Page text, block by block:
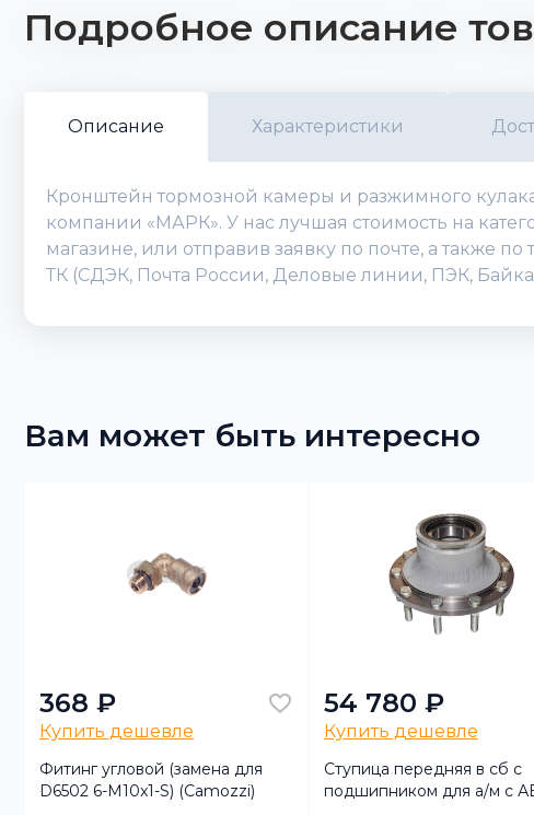
Подробное описание
Описание Характеристики
Кронштейн тормозной камеры и разжимного
компании «МАРК». У нас лучшая стоимость на
магазине, или отправив заявку по почте, а также
ТК (СДЭК, Почта России, Деловые линии, ПЭК,
Вам может быть интересно
368 ₽
Купить дешевле
Фитинг угловой (замена для
D6502 6-M10x1-S) (Camozzi)
54 780 ₽
Купить дешевле
Ступица передняя в сб с
подшипником для а/м с